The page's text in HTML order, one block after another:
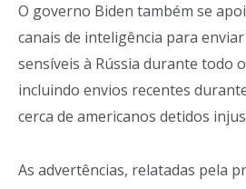
O governo Biden também se
canais de inteligência para
sensíveis à Rússia durante todo
incluindo envios recentes
cerca de americanos detidos
As advertências, relatadas pela